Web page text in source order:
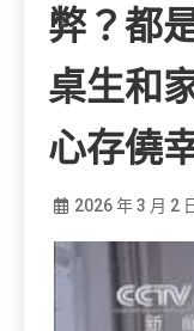
弊？都
桌生和
心存僥
2026 年 3 月 2